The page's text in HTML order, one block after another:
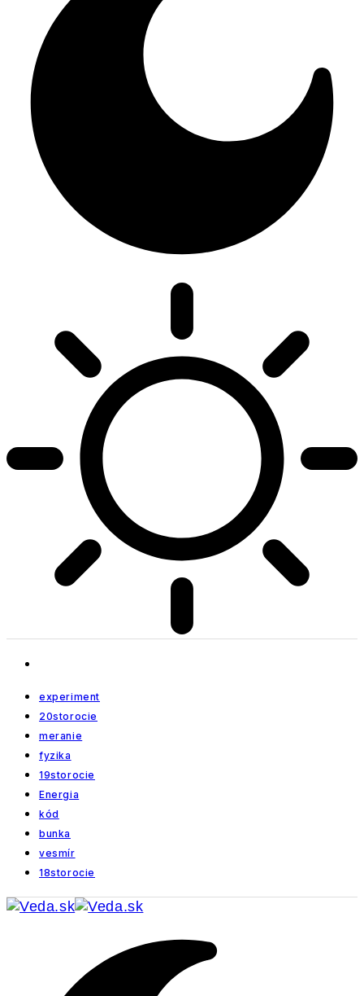
experiment
20storocie
meranie
fyzika
19storocie
Energia
kód
bunka
vesmír
18storocie